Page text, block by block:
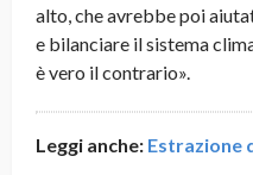
alto, che avrebbe poi
e bilanciare il sistema
è vero il contrario».
Leggi anche: Estrazione